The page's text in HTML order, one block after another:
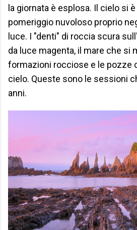
la giornata è esplosa. Il cielo si
pomeriggio nuvoloso proprio
luce. I "denti" di roccia scura
da luce magenta, il mare che si
formazioni rocciose e le pozze
cielo. Queste sono le sessioni
anni.